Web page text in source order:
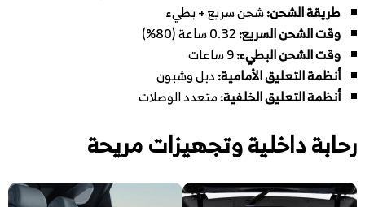
طريقة الشحن:شحن سريع + بطيء
وقت الشحن السريع:
وقت الشحن البطيء:
أنظمة التعليق الأمامية:دبل وشبون
أنظمة التعليق الخلفية:متعدد الوصلات
رحابة داخلية وتجهيزات مريحة